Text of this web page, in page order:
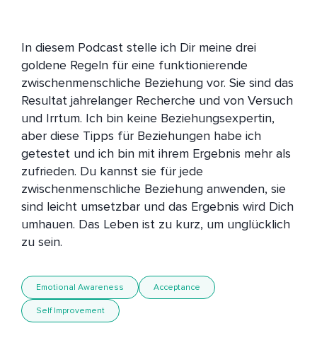
In diesem Podcast stelle ich Dir meine drei
goldene Regeln für eine funktionierende
zwischenmenschliche Beziehung vor. Sie sind das
Resultat jahrelanger Recherche und von Versuch
und Irrtum. Ich bin keine Beziehungsexpertin,
aber diese Tipps für Beziehungen habe ich
getestet und ich bin mit ihrem Ergebnis mehr als
zufrieden. Du kannst sie für jede
zwischenmenschliche Beziehung anwenden, sie
sind leicht umsetzbar und das Ergebnis wird Dich
umhauen. Das Leben ist zu kurz, um unglücklich
zu sein.
Emotional Awareness Acceptance
Self Improvement